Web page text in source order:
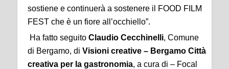
sostiene e continuerà a sostenere il FOOD FILM
FEST che è un fiore all’occhiello”.
Ha fatto seguito Claudio Cecchinelli, Comune
di Bergamo, di Visioni creative – Bergamo Città
creativa per la gastronomia, a cura di – Focal